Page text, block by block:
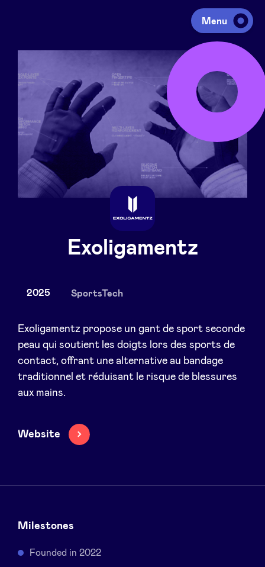
Menu
Investir
Lever des fonds
Portfolio
Agenda
À propos
Actualités
Avantages
BeAngels Academy
BeAngels Luxembourg
Exoligamentz
2025 SportsTech
Exoligamentz propose un gant de sport seconde
peau qui soutient les doigts lors des sports de
contact, offrant une alternative au bandage
traditionnel et réduisant le risque de blessures
aux mains.
Website
Milestones
Founded in 2022